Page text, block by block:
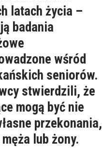
latach życia –
badania
wśród
seniorów.
stwierdzili, że
mogą być nie
przekonania,
lub żony.